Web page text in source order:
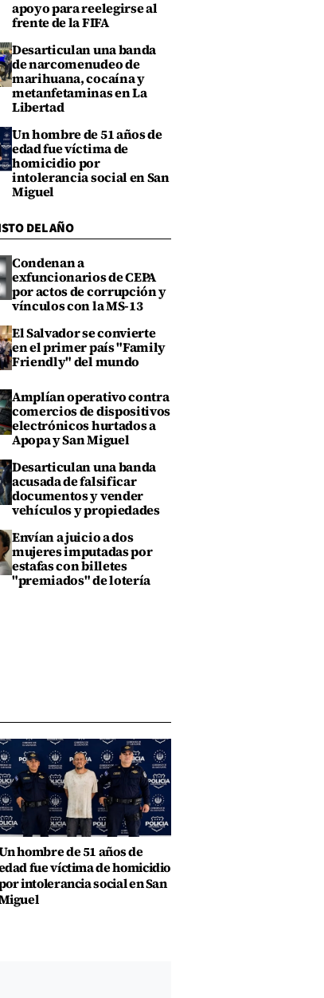
apoyo para reelegirse al
frente de la FIFA
Desarticulan una banda
de narcomenudeo de
marihuana, cocaína y
metanfetaminas en La
Libertad
Un hombre de 51 años de
edad fue víctima de
homicidio por
intolerancia social en San
Miguel
DEL AÑO
Condenan a
exfuncionarios de CEPA
por actos de corrupción y
vínculos con la MS-13
El Salvador se convierte
en el primer país "Family
Friendly" del mundo
Amplían operativo contra
comercios de dispositivos
electrónicos hurtados a
Apopa y San Miguel
Desarticulan una banda
acusada de falsificar
documentos y vender
vehículos y propiedades
Envían a juicio a dos
mujeres imputadas por
estafas con billetes
"premiados" de lotería
hombre de 51 años de
fue víctima de homicidio
intolerancia social en San